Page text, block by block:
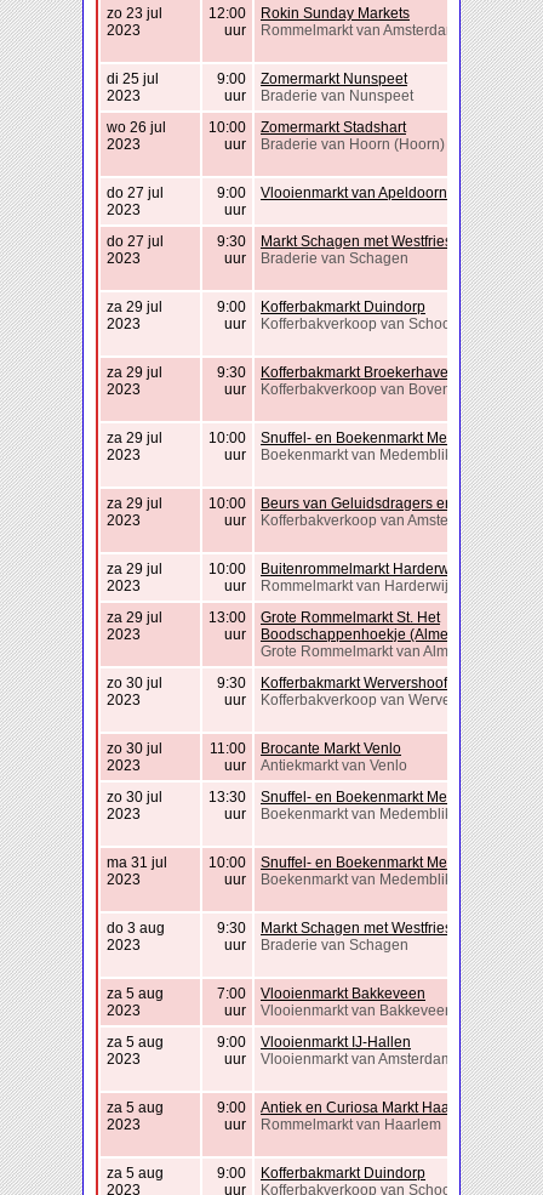
zo 23 jul
2023
12:00
uur
Rokin Sunday Markets
Rommelmarkt van Amsterdam
di 25 jul
2023
9:00
uur
Zomermarkt Nunspeet
Braderie van Nunspeet
wo 26 jul
2023
10:00
uur
Zomermarkt Stadshart
Braderie van Hoorn (Hoorn)
do 27 jul
2023
9:00
uur
Vlooienmarkt van Apeldoorn
do 27 jul
2023
9:30
uur
Markt Schagen met Westfriese Folklore
Braderie van Schagen
za 29 jul
2023
9:00
uur
Kofferbakmarkt Duindorp
Kofferbakverkoop van Schoorl
za 29 jul
2023
9:30
uur
Kofferbakmarkt Broekerhaven
Kofferbakverkoop van Bovenkarspel
za 29 jul
2023
10:00
uur
Snuffel- en Boekenmarkt Medemblik
Boekenmarkt van Medemblik
za 29 jul
2023
10:00
uur
Beurs van Geluidsdragers en 78t platen
Kofferbakverkoop van Amsterdam
za 29 jul
2023
10:00
uur
Buitenrommelmarkt Harderwijk
Rommelmarkt van Harderwijk
za 29 jul
2023
13:00
uur
Grote Rommelmarkt St. Het
Boodschappenhoekje (Almere)
Grote Rommelmarkt van Almere-Haven
zo 30 jul
2023
9:30
uur
Kofferbakmarkt Wervershoof
Kofferbakverkoop van Wervershoof
zo 30 jul
2023
11:00
uur
Brocante Markt Venlo
Antiekmarkt van Venlo
zo 30 jul
2023
13:30
uur
Snuffel- en Boekenmarkt Medemblik
Boekenmarkt van Medemblik
ma 31 jul
2023
10:00
uur
Snuffel- en Boekenmarkt Medemblik
Boekenmarkt van Medemblik
do 3 aug
2023
9:30
uur
Markt Schagen met Westfriese Folklore
Braderie van Schagen
za 5 aug
2023
7:00
uur
Vlooienmarkt Bakkeveen
Vlooienmarkt van Bakkeveen
za 5 aug
2023
9:00
uur
Vlooienmarkt IJ-Hallen
Vlooienmarkt van Amsterdam
za 5 aug
2023
9:00
uur
Antiek en Curiosa Markt Haarlem
Rommelmarkt van Haarlem
za 5 aug
2023
9:00
uur
Kofferbakmarkt Duindorp
Kofferbakverkoop van Schoorl